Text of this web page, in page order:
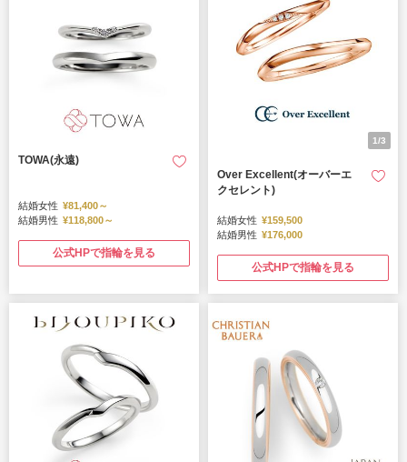
TOWA(永遠)
結婚女性 ¥81,400～
結婚男性 ¥118,800～
公式HPで指輪を見る
1/3
Over Excellent(オーバーエ
クセレント)
結婚女性 ¥159,500
結婚男性 ¥176,000
公式HPで指輪を見る